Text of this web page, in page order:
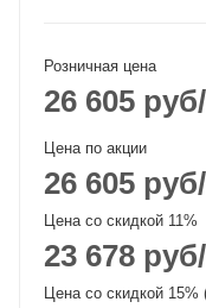
Розничная цена
26 605 руб
Цена по акции
26 605 руб
Цена со скидкой 11%
23 678 руб
Цена со скидкой